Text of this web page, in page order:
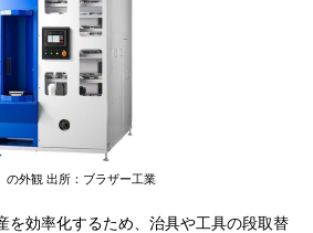
の外観 出所：ブラザー工業
効率化するため、治具や工具の段取替